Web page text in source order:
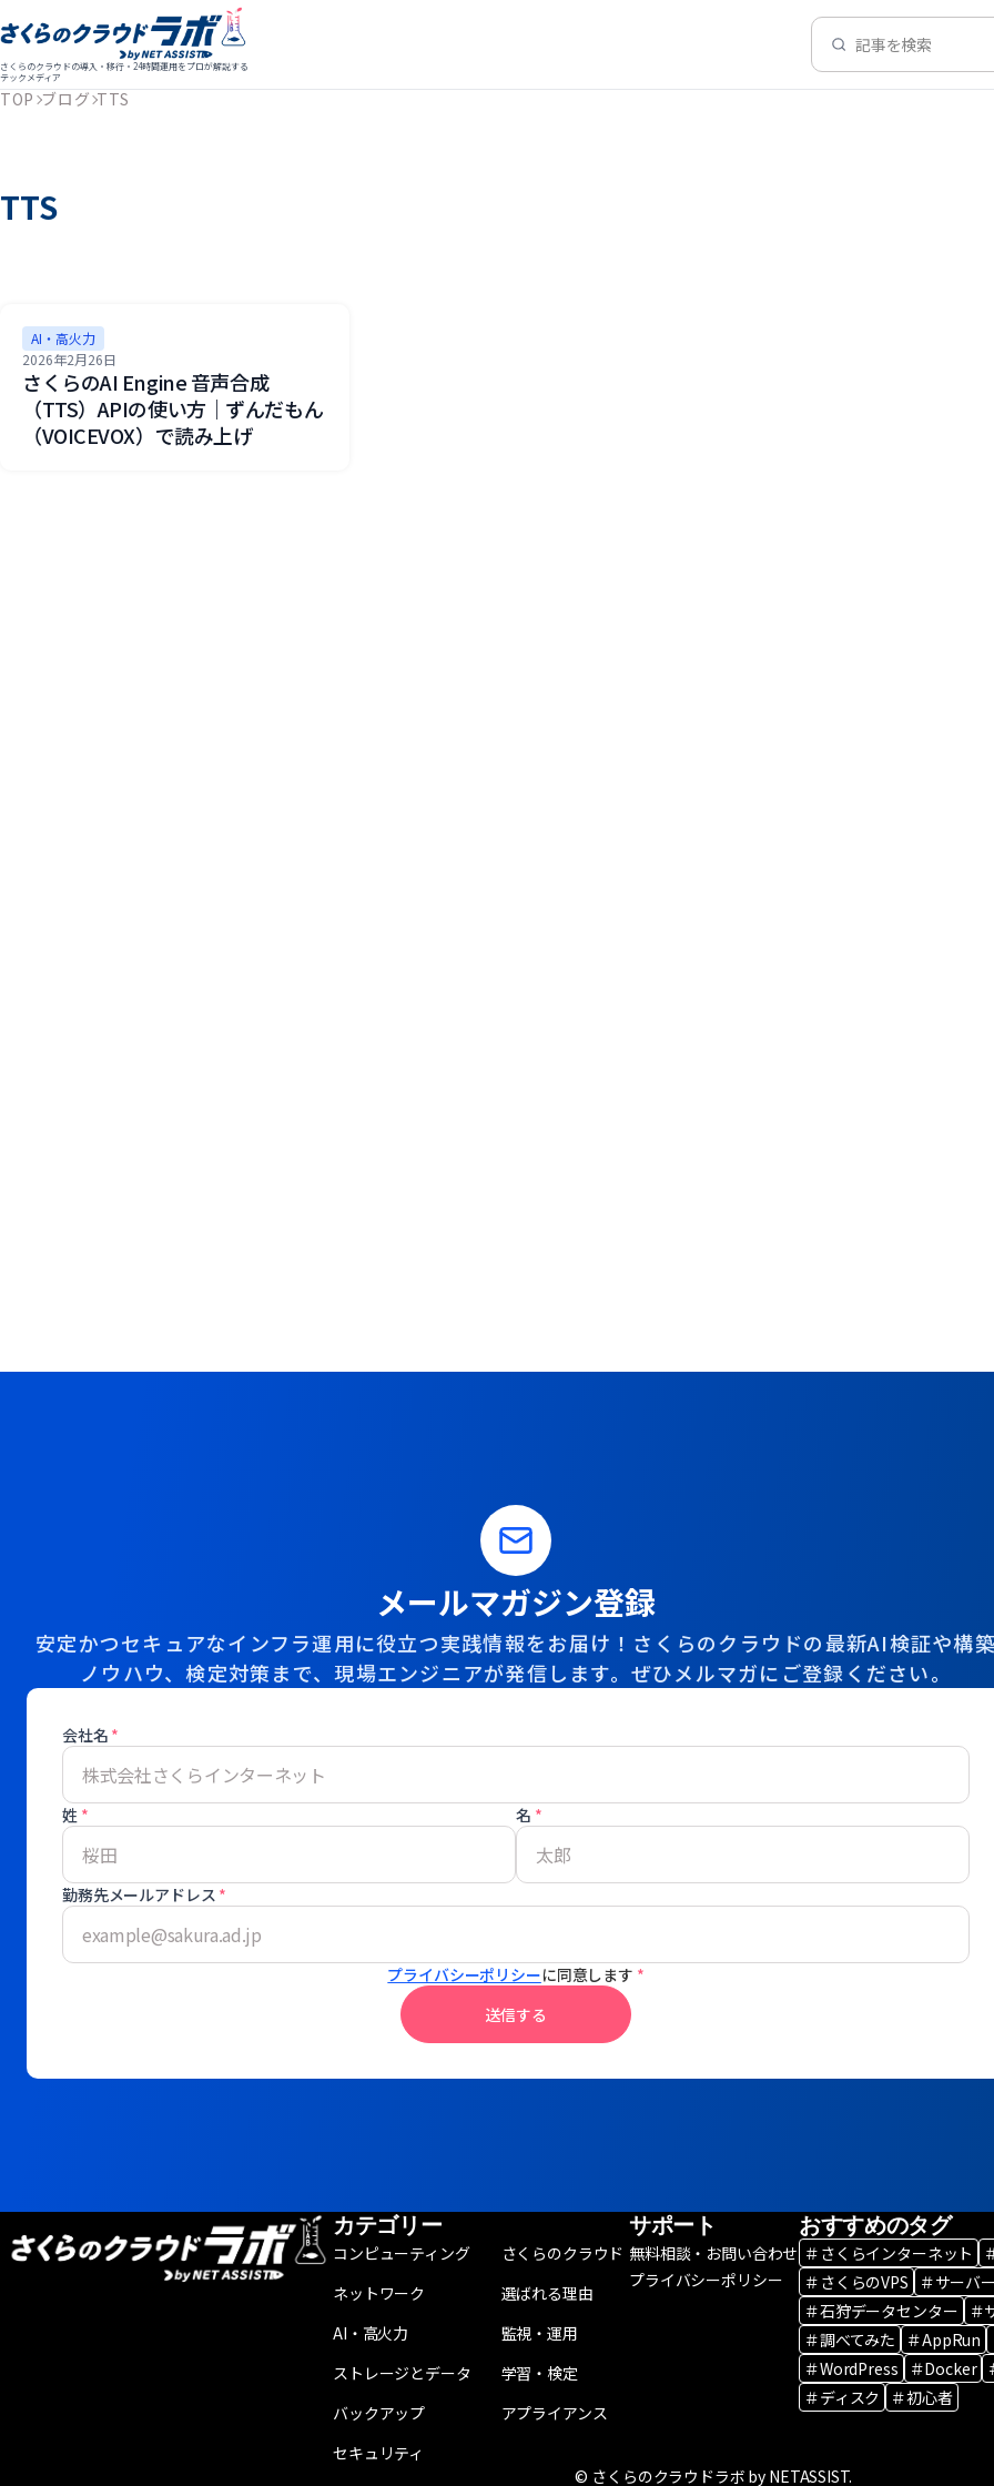
さくらのクラウドの導入・移行・24時間運用をプロが解説する
テックメディア
記事を検索
TOP ブログ TTS
TTS
AI・高火力
2026年2月26日
さくらのAI Engine 音声合成
（TTS）APIの使い方｜ずんだもん
（VOICEVOX）で読み上げ
メールマガジン登録
安定かつセキュアなインフラ運用に役立つ実践情報をお届け！さくらのクラウドの最新AI検証や構
ノウハウ、検定対策まで、現場エンジニアが発信します。ぜひメルマガにご登録ください。
会社名 *
姓 * 名 *
勤務先メールアドレス *
プライバシーポリシーに同意します *
送信する
カテゴリー
コンピューティング
さくらのクラウド
ネットワーク
選ばれる理由
AI・高火力
監視・運用
ストレージとデータ
学習・検定
バックアップ
アプライアンス
セキュリティ
サポート
無料相談・お問い合わせ
プライバシーポリシー
おすすめのタグ
＃さくらインターネット
＃さくらのVPS
＃サーバ
＃石狩データセンター
＃
＃調べてみた
＃AppRun
＃WordPress
＃Docker
＃ディスク
＃初心者
© さくらのクラウドラボ by NETASSIST.